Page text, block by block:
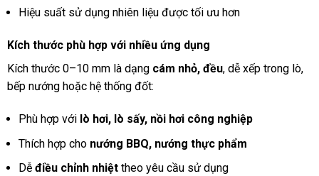
Hiệu suất sử dụng nhiên liệu được tối ưu hơn
Kích thước phù hợp với nhiều ứng dụng
Kích thước 0–10 mm là dạng cám nhỏ, đều, dễ xếp trong lò,
bếp nướng hoặc hệ thống đốt:
Phù hợp với lò hơi, lò sấy, nồi hơi công nghiệp
Thích hợp cho nướng BBQ, nướng thực phẩm
Dễ điều chỉnh nhiệttheo yêu cầu sử dụng